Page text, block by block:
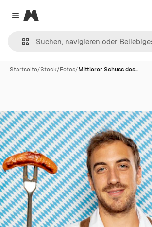
Close menu
Magnific
Startseite/Stock/Fotos/Mittlerer Schuss des…